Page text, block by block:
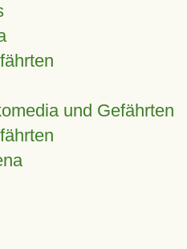
und Gefährten